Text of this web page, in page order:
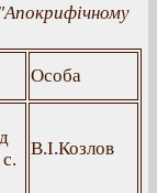
Особа
В.І.Козлов